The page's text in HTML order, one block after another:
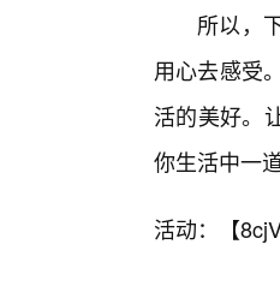
所以，
用心去感受
活的美好。
你生活中一
活动：【